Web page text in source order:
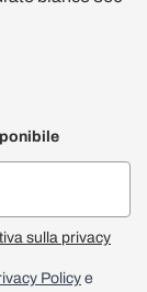
sulla privacy
Policy e